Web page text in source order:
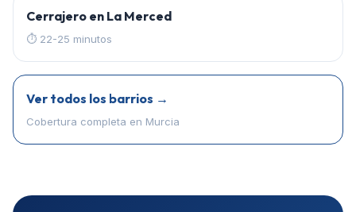
Cerrajero en La Merced
⏱ 22-25 minutos
Ver todos los barrios →
Cobertura completa en Murcia